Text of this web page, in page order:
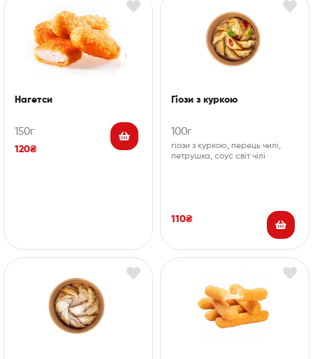
Нагетси
150г
120₴
Гіози з куркою
100г
гіози з куркою, перець чилі,
петрушка, соус світ чілі
110₴